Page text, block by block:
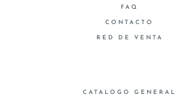
FAQ
CONTACTO
RED DE VENTA
CATALOGO GENERAL